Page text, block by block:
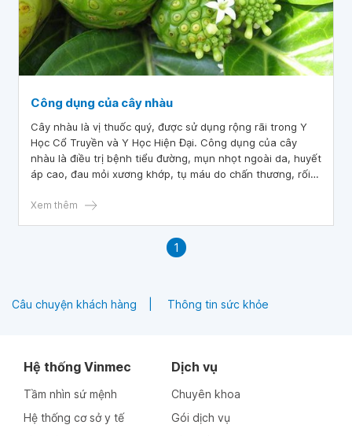
Công dụng của cây nhàu
Cây nhàu là vị thuốc quý, được sử dụng rộng rãi trong Y
Học Cổ Truyền và Y Học Hiện Đại. Công dụng của cây
nhàu là điều trị bệnh tiểu đường, mụn nhọt ngoài da, huyết
áp cao, đau mỏi xương khớp, tụ máu do chấn thương, rối
Xem thêm
1
Câu chuyện khách hàng Thông tin sức khỏe
Hệ thống Vinmec
Tầm nhìn sứ mệnh
Hệ thống cơ sở y tế
Dịch vụ
Chuyên khoa
Gói dịch vụ